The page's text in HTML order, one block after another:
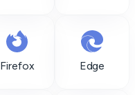
Firefox Edge